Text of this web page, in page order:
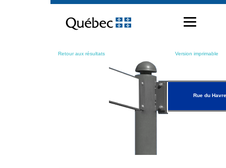
contenu
Retour aux résultats Version imprimable
Rue du Havre